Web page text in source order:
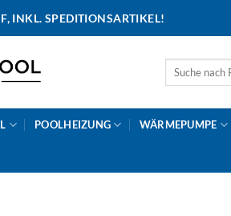
INKL. SPEDITIONSARTIKEL!
Suche
POOLHEIZUNG WÄRMEPUMPE